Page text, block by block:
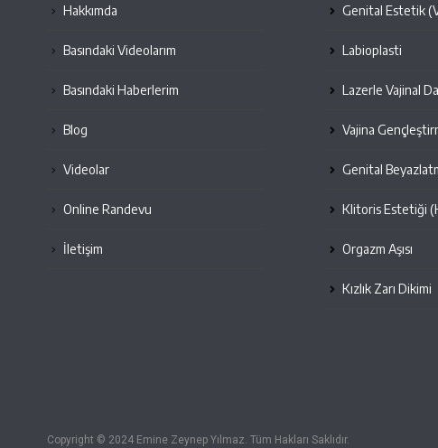
Hakkımda
Basındaki Videolarım
Basındaki Haberlerim
Blog
Videolar
Online Randevu
İletişim
Genital Estetik
Labioplasti
Lazerle Vajinal
Vajina
Genital
Klitoris Estetiği
Orgazm Aşısı
Kızlık Zarı Dikimi
Copyright © 2024 Emine Zeynep Yılmaz. Tüm Hakları Saklıdır.